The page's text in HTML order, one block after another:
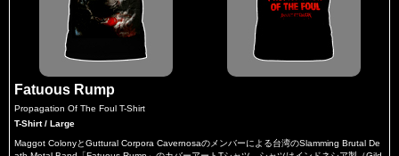
Fatuous Rump
Propagation Of The Foul T-Shirt
T-Shirt / Large
Maggot ColonyとGuttural Corpora Cavernosaのメンバーによる台湾のSlamming Brutal De